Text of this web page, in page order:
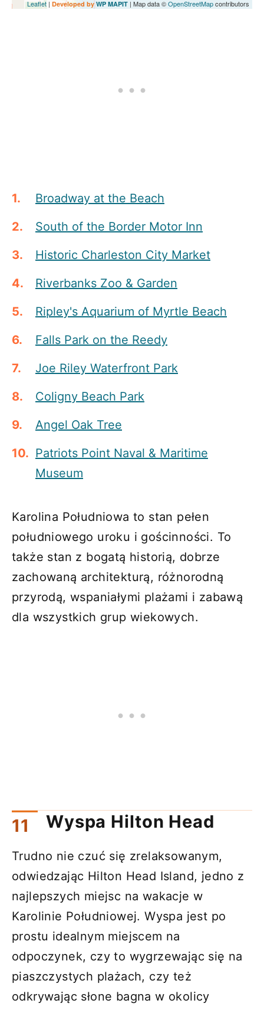
Leaflet | Developed by WP MAPIT | Map data ©OpenStreetMapcontributors
Broadway at the Beach
South of the Border Motor Inn
Historic Charleston City Market
Riverbanks Zoo & Garden
Ripley's Aquarium of Myrtle Beach
Falls Park on the Reedy
Joe Riley Waterfront Park
Coligny Beach Park
Angel Oak Tree
Patriots Point Naval & Maritime
Museum
Karolina Południowa to stan pełen
południowego uroku i gościnności. To
także stan z bogatą historią, dobrze
zachowaną architekturą, różnorodną
przyrodą, wspaniałymi plażami i zabawą
dla wszystkich grup wiekowych.
Wyspa Hilton Head
Trudno nie czuć się zrelaksowanym,
odwiedzając Hilton Head Island, jedno z
najlepszych miejsc na wakacje w
Karolinie Południowej. Wyspa jest po
prostu idealnym miejscem na
odpoczynek, czy to wygrzewając się na
piaszczystych plażach, czy też
odkrywając słone bagna w okolicy